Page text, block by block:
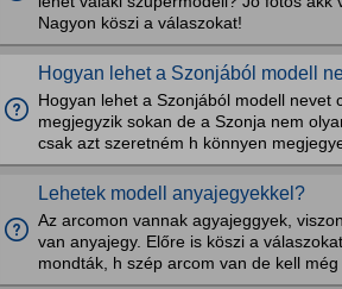
Nagyon köszi a válaszokat!
Hogyan lehet a Szonjából modell
Hogyan lehet a Szonjából modell
megjegyzik sokan de a Szonja nem
csak azt szeretném h könnyen
Lehetek modell anyajegyekkel?
Az arcomon vannak agyajeggyek,
van anyajegy. Előre is köszi a
mondták, h szép arcom van de kell még